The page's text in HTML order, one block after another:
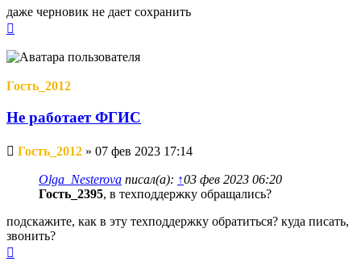
даже черновик не дает сохранить
началу
Гость_2012
Не работает ФГИС
Непрочитанное
сообщение
Гость_2012 » 07 фев 2023 17:14
Olga_Nesterova писал(а): ↑03 фев 2023 06:20
Гость_2395, в техподдержку обращались?
подскажите, как в эту техподдержку обратиться? куда писать,
звонить?